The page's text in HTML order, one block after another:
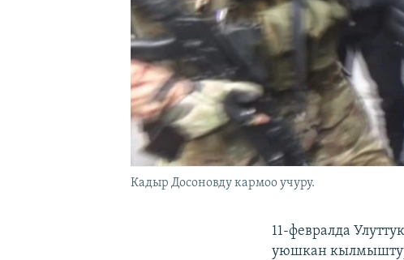
Кадыр Досоновду кармоо учуру.
11-февралда
уюшкан